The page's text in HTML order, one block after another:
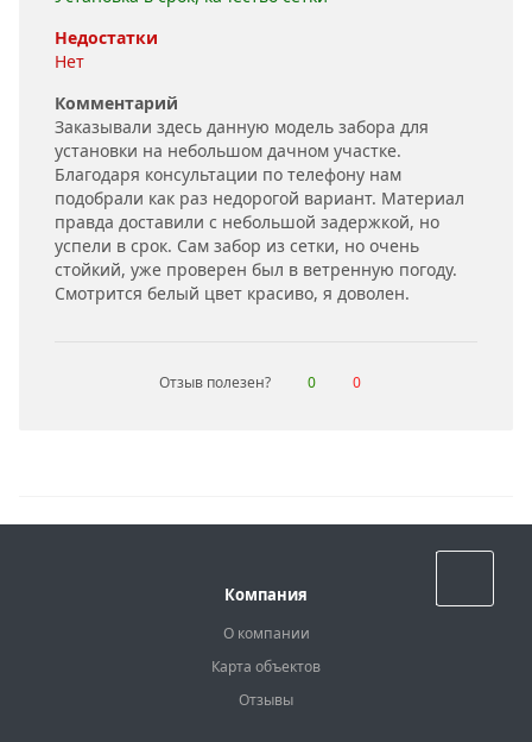
Недостатки
Нет
Комментарий
Заказывали здесь данную модель забора для
установки на небольшом дачном участке.
Благодаря консультации по телефону нам
подобрали как раз недорогой вариант. Материал
правда доставили с небольшой задержкой, но
успели в срок. Сам забор из сетки, но очень
стойкий, уже проверен был в ветренную погоду.
Смотрится белый цвет красиво, я доволен.
Отзыв полезен? 0 0
Компания
О компании
Карта объектов
Отзывы